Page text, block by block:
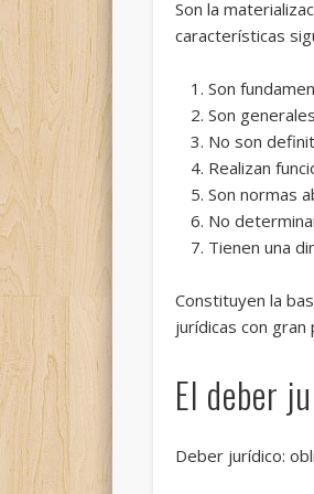
Son la
características
Son
Son
No son
Realizan
Son normas
No
Tienen una
Constituyen la
jurídicas con gran
El deber
Deber jurídico: